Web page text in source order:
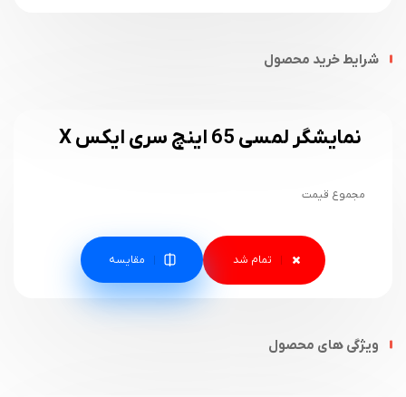
شرایط خرید محصول
نمایشگر لمسی 65 اینچ سری ایکس X
مجموع قیمت
مقایسه
ویژگی های محصول